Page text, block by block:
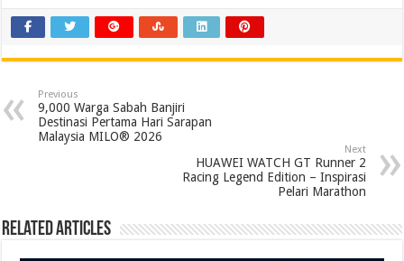
Previous
9,000 Warga Sabah Banjiri
Destinasi Pertama Hari Sarapan
Malaysia MILO® 2026
Next
HUAWEI WATCH GT Runner 2
Racing Legend Edition – Inspirasi
Pelari Marathon
Related Articles